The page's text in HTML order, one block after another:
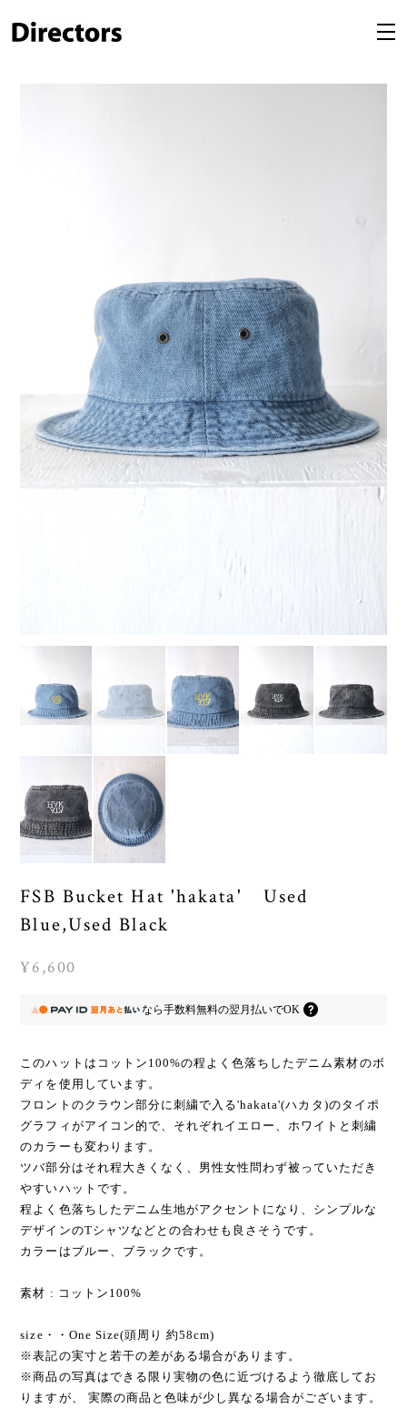
FSB Bucket Hat 'hakata' Used
Blue,Used Black
¥6,600
なら手数料無料の翌月払いでOK
このハットはコットン100%の程よく色落ちしたデニム素材のボ
ディを使用しています。
フロントのクラウン部分に刺繍で入る'hakata'(ハカタ)のタイポ
グラフィがアイコン的で、それぞれイエロー、ホワイトと刺繍
のカラーも変わります。
ツバ部分はそれ程大きくなく、男性女性問わず被っていただき
やすいハットです。
程よく色落ちしたデニム生地がアクセントになり、シンプルな
デザインのTシャツなどとの合わせも良さそうです。
カラーはブルー、ブラックです。
素材 : コットン100%
size・・One Size(頭周り 約58cm)
※表記の実寸と若干の差がある場合があります。
※商品の写真はできる限り実物の色に近づけるよう徹底してお
りますが、 実際の商品と色味が少し異なる場合がございます。